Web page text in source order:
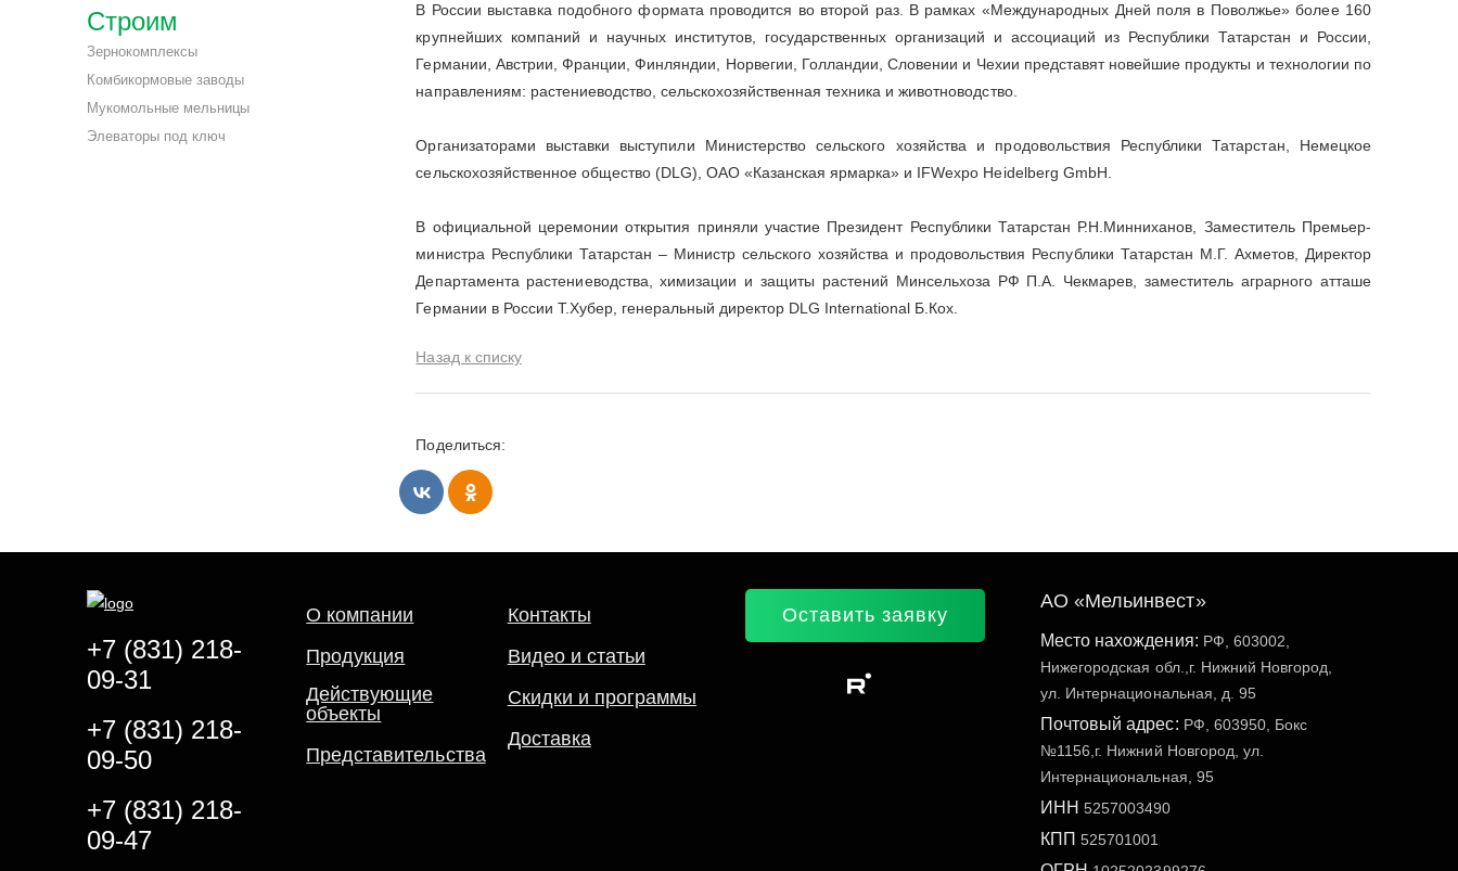
Строим
Зернокомплексы
Комбикормовые заводы
Мукомольные мельницы
Элеваторы под ключ
В России выставка подобного формата проводится во второй раз. В рамках «Международных Дней поля в Поволжье» более 160
крупнейших компаний и научных институтов, государственных организаций и ассоциаций из Республики Татарстан и России,
Германии, Австрии, Франции, Финляндии, Норвегии, Голландии, Словении и Чехии представят новейшие продукты и технологии по
направлениям: растениеводство, сельскохозяйственная техника и животноводство.
Организаторами выставки выступили Министерство сельского хозяйства и продовольствия Республики Татарстан, Немецкое
сельскохозяйственное общество (DLG), ОАО «Казанская ярмарка» и IFWexpo Heidelberg GmbH.
В официальной церемонии открытия приняли участие Президент Республики Татарстан Р.Н.Минниханов, Заместитель Премьер-
министра Республики Татарстан – Министр сельского хозяйства и продовольствия Республики Татарстан М.Г. Ахметов, Директор
Департамента растениеводства, химизации и защиты растений Минсельхоза РФ П.А. Чекмарев, заместитель аграрного атташе
Германии в России Т.Хубер, генеральный директор DLG International Б.Кох.
Назад к списку
Поделиться:
+7 (831) 218-
09-31
+7 (831) 218-
09-50
+7 (831) 218-
09-47
О компании
Продукция
Действующие
объекты
Представительства
Контакты
Видео и статьи
Скидки и программы
Доставка
Оставить заявку
АО «Мельинвест»
Место нахождения: РФ, 603002,
Нижегородская обл.,г. Нижний Новгород,
ул. Интернациональная, д. 95
Почтовый адрес: РФ, 603950, Бокс
№1156,г. Нижний Новгород, ул.
Интернациональная, 95
ИНН 5257003490
КПП 525701001